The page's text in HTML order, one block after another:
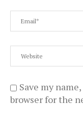
Save my
browser for the